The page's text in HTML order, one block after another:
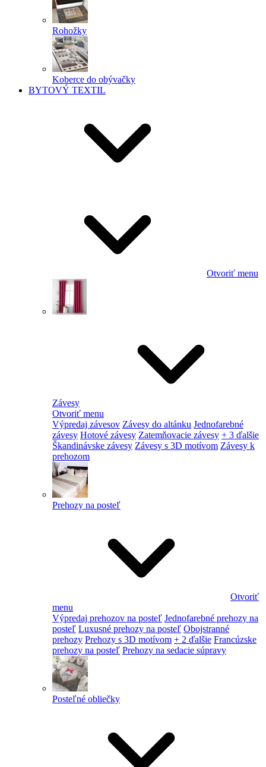
Rohožky
Koberce do obývačky
BYTOVÝ TEXTIL
Otvoriť menu
Závesy
Otvoriť menu
Výpredaj závesov Závesy do altánku Jednofarebné
závesy Hotové závesy Zatemňovacie závesy + 3 ďalšie
Škandinávske závesy Závesy s 3D motívom Závesy k
prehozom
Prehozy na posteľ
Otvoriť
menu
Výpredaj prehozov na posteľ Jednofarebné prehozy na
posteľ Luxusné prehozy na posteľ Obojstranné
prehozy Prehozy s 3D motívom + 2 ďalšie Francúzske
prehozy na posteľ Prehozy na sedacie súpravy
Posteľné obliečky